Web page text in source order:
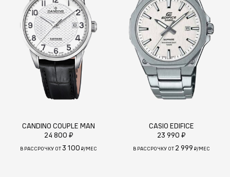
CANDINO COUPLE MAN
24 800 ₽
В РАССРОЧКУ ОТ3 100 ₽/МЕС
CASIO EDIFICE
23 990 ₽
В РАССРОЧКУ ОТ 2 999 ₽/МЕС